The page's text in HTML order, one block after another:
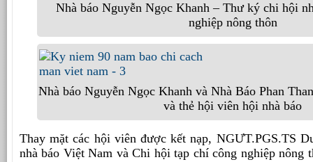
Nhà báo Nguyễn Ngọc Khanh – Thư ký chi hội
nghiệp nông thôn
Nhà báo Nguyễn Ngọc Khanh và Nhà Báo Phan
và thẻ hội viên hội nhà báo
Thay mặt các hội viên được kết nạp, NGƯT.PGS.TS
nhà báo Việt Nam và Chi hội tạp chí công nghiệp nông